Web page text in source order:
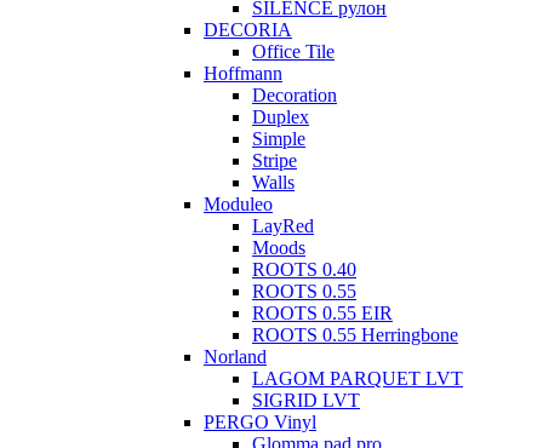
SILENCE рулон
DECORIA
Office Tile
Hoffmann
Decoration
Duplex
Simple
Stripe
Walls
Moduleo
LayRed
Moods
ROOTS 0.40
ROOTS 0.55
ROOTS 0.55 EIR
ROOTS 0.55 Herringbone
Norland
LAGOM PARQUET LVT
SIGRID LVT
PERGO Vinyl
Glomma pad pro